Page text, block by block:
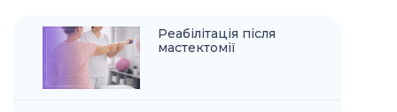
Реабілітація після
мастектомії